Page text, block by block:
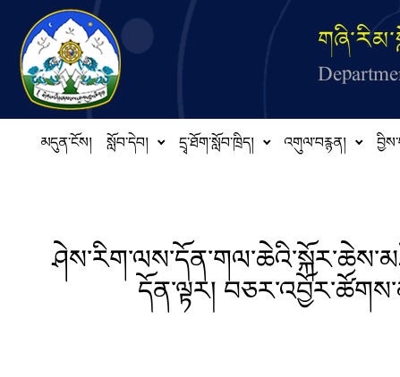
Skip to main content
མདུན་ངོས། སློབ་དེབ། དྲྭ་ཐོག་སློབ་ཁྲིད། འགུལ་བརྙན།
དོན་ལྟར།